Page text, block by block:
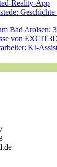
Reality-App
Bad Arolsen:
von EXCIT3D
KI-